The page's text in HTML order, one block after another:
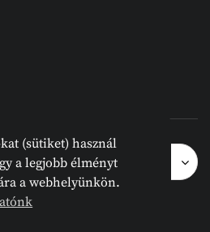
jog
(sütiket) használ
a legjobb élményt
a webhelyünkön.